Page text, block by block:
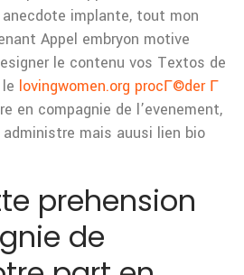
implante, tout mon
Appel embryon motive
le contenu vos Textos de
lovingwomen.org procГ©der Г
en compagnie de l’evenement,
mais auusi lien bio
prehension
de